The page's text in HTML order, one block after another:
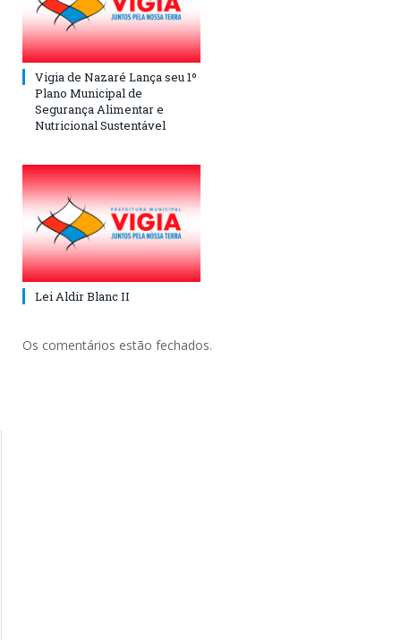
Vigia de Nazaré Lança seu 1º
Plano Municipal de
Segurança Alimentar e
Nutricional Sustentável
Lei Aldir Blanc II
Os comentários estão fechados.